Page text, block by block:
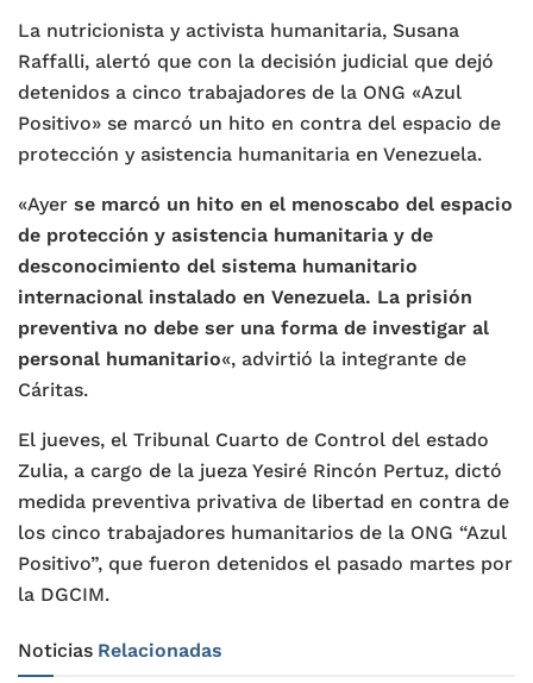
La nutricionista y activista humanitaria, Susana
Raffalli, alertó que con la decisión judicial que dejó
detenidos a cinco trabajadores de la ONG «Azul
Positivo» se marcó un hito en contra del espacio de
protección y asistencia humanitaria en Venezuela.
«Ayer se marcó un hito en el menoscabo del espacio
de protección y asistencia humanitaria y de
desconocimiento del sistema humanitario
internacional instalado en Venezuela. La prisión
preventiva no debe ser una forma de investigar al
personal humanitario«, advirtió la integrante de
Cáritas.
El jueves, el Tribunal Cuarto de Control del estado
Zulia, a cargo de la jueza Yesiré Rincón Pertuz, dictó
medida preventiva privativa de libertad en contra de
los cinco trabajadores humanitarios de la ONG “Azul
Positivo”, que fueron detenidos el pasado martes por
la DGCIM.
Noticias Relacionadas